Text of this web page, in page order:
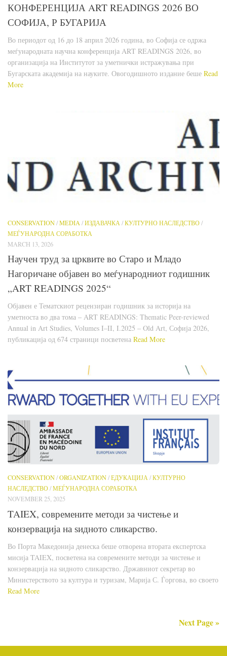
КОНФЕРЕНЦИЈА ART READINGS 2026 ВО
СОФИЈА, Р БУГАРИЈА
Во периодот од 16 до 18 април 2026 година, во Софија се одржа
меѓународната научна конференција ART READINGS 2026, во
организација на Институтот за уметнички истражувања при
Бугарската академија на науките. Овогодишното издание беше Read
More
CONSERVATION/MEDIA /ИЗДАВАЧКА /КУЛТУРНО НАСЛЕДСТВО/
МЕЃУНАРОДНА СОРАБОТКА
MARCH 13, 2026
Научен труд за црквите во Старо и Младо
Нагоричане објавен во меѓународниот годишник
„ART READINGS 2025“
Објавен е Тематскиот рецензиран годишник за историја на
уметноста во два тома – ART READINGS: Thematic Peer-reviewed
Annual in Art Studies, Volumes I–II, I.2025 – Old Art, Софија 2026,
публикација од 674 страници посветена Read More
CONSERVATION/ORGANIZATION/ЕДУКАЦИЈА/КУЛТУРНО
НАСЛЕДСТВО/МЕЃУНАРОДНА СОРАБОТКА
NOVEMBER 25, 2025
TAIEX, современите методи за чистење и
конзервација на ѕидното сликарство.
Во Порта Македонија денеска беше отворена втората експертска
мисија TAIEX, посветена на современите методи за чистење и
конзервација на ѕидното сликарство. Државниот секретар во
Министерството за култура и туризам, Марија С. Ѓоргова, во своето
Read More
Next Page »